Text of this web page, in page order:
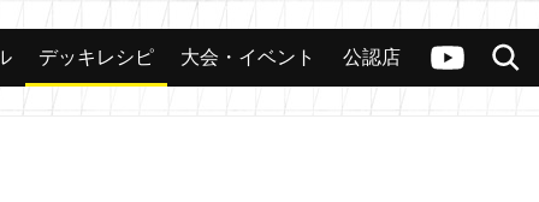
ヴァンガードch
検索
カード 大会 公認店舗 その他
デッキレシピ 大会・イベント 公認店